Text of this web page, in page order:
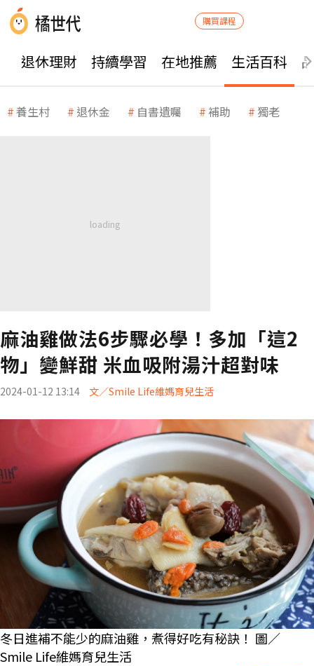
購買課程
退休理財 持續學習 在地推薦 生活百科
養生村 退休金 自書遺囑 補助 獨老
麻油雞做法6步驟必學！多加「這2
物」變鮮甜 米血吸附湯汁超對味
2024-01-12 13:14 文／Smile Life維媽育兒生活
冬日進補不能少的麻油雞，煮得好吃有秘訣！ 圖／
Smile Life維媽育兒生活